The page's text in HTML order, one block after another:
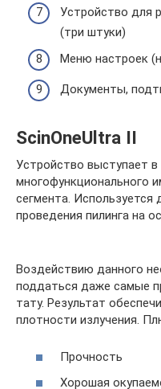
Устройство для
(три штуки)
Меню настроек
Документы,
ScinOneUltra II
Устройство выступает в
многофункционального
сегмента. Используется
проведения пилинга на
Воздействию данного
поддаться даже самые
тату. Результат
плотности излучения.
Прочность
Хорошая